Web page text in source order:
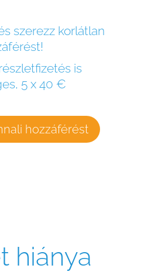
szerezz korlátlan
is
5 x 40 €
hozzáférést
hiánya